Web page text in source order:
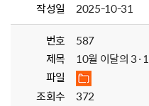
작성일
2025-10-31
번호
587
제목
10월 이달의
파일
조회수
372